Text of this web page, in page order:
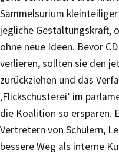
Sammelsurium
jegliche Gestaltungskraft,
ohne neue Ideen. Bevor
verlieren, sollten sie den
zurückziehen und das
‚Flickschusterei‘ im
die Koalition so ersparen.
Vertretern von Schülern,
bessere Weg als interne